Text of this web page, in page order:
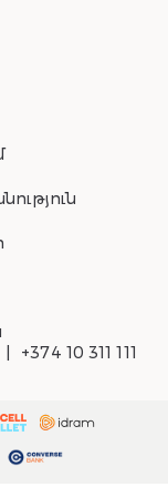
+374 10 311 111